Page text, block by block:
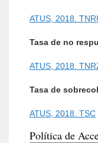
ATUS, 2018.
Tasa de no
ATUS, 2018.
Tasa de
ATUS, 2018. TSC
Política de